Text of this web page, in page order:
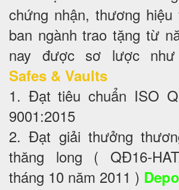
chứng nhận, thương
ban ngành trao tặng từ
nay được sơ lược
Safes & Vaults
1. Đạt tiêu chuẩn ISO
9001:2015
2. Đạt giải thưởng
thăng long ( QĐ16-
tháng 10 năm 2011 )